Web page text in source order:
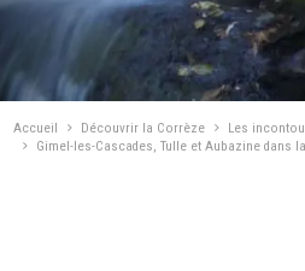
Accueil Découvrir la Corrèze
Les
Gimel-les-Cascades, Tulle et Aubazine dans